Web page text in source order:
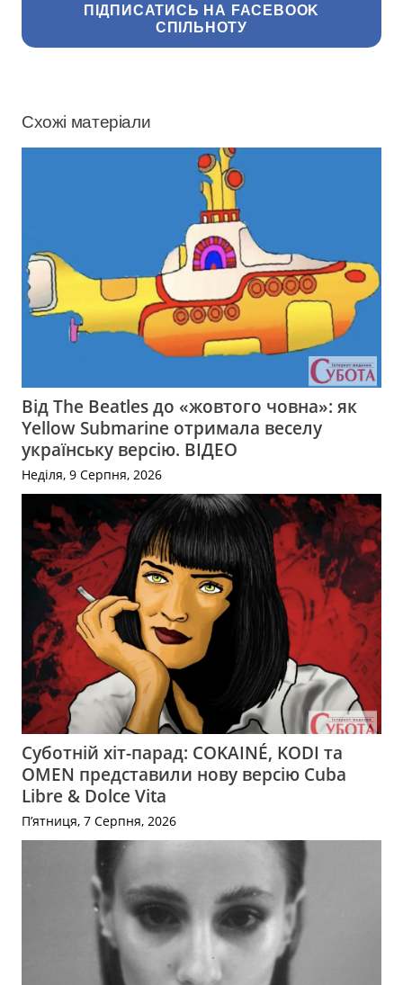
ПІДПИСАТИСЬ НА FACEBOOK
СПІЛЬНОТУ
Схожі матеріали
Від The Beatles до «жовтого човна»: як
Yellow Submarine отримала веселу
українську версію. ВІДЕО
Неділя, 9 Серпня, 2026
Суботній хіт-парад: COKAINÉ, KODI та
OMEN представили нову версію Cuba
Libre & Dolce Vita
П’ятниця, 7 Серпня, 2026